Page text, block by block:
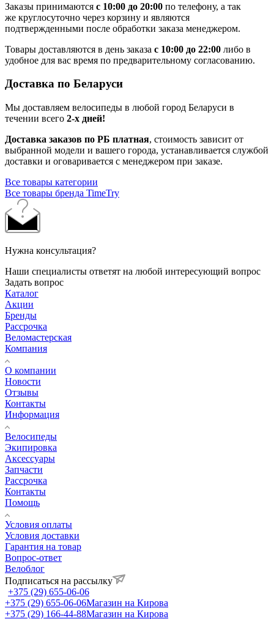
Заказы принимаются с 10:00 до 20:00 по телефону, а так
же круглосуточно через корзину и являются
подтвержденными после обработки заказа менеджером.
Товары доставляются в день заказа с 10:00 до 22:00 либо в
удобное для вас время по предварительному согласованию.
Доставка по Беларуси
Мы доставляем велосипеды в любой город Беларуси в
течении всего 2-х дней!
Доставка заказов по РБ платная, стоимость зависит от
выбранной модели и вашего города, устанавливается службой
доставки и оговаривается с менеджером при заказе.
Все товары категории
Все товары бренда TimeTry
Нужна консультация?
Наши специалисты ответят на любой интересующий вопрос
Задать вопрос
Каталог
Акции
Бренды
Рассрочка
Веломастерская
Компания
О компании
Новости
Отзывы
Контакты
Информация
Велосипеды
Экипировка
Аксессуары
Запчасти
Рассрочка
Контакты
Помощь
Условия оплаты
Условия доставки
Гарантия на товар
Вопрос-ответ
Велоблог
Подписаться на рассылку
+375 (29) 655-06-06
+375 (29) 655-06-06Магазин на Кирова
+375 (29) 166-44-88Магазин на Кирова